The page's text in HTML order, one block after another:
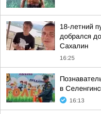
18-летний
добрался
Сахалин
16:25
в
16:13